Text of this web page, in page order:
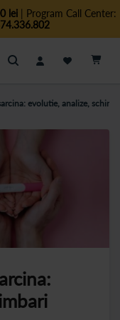
lei| Program Call Center:
Cautare
evolutie, analize,